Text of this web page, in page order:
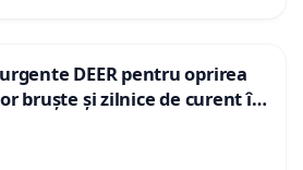
DEER pentru oprirea
bruște și zilnice de curent în
și Nazna